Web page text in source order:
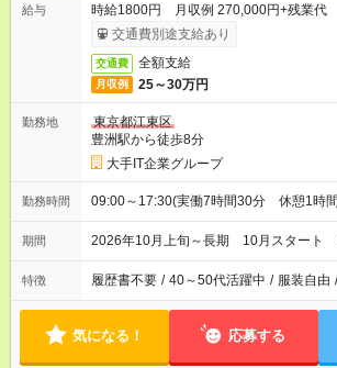
給与
時給1800円 月収例 270,000円+残業代
交通費別途支給あり
交通費 全額支給
月収例 25～30万円
勤務地
東京都江東区
豊洲駅から徒歩8分
大手IT企業グループ
勤務時間 09:00～17:30(実働7時間30分 休憩1時
期間 2026年10月上旬～長期 10月スタート
特徴 履歴書不要 / 40～50代活躍中 / 服装自由 /
気になる！ 応募する